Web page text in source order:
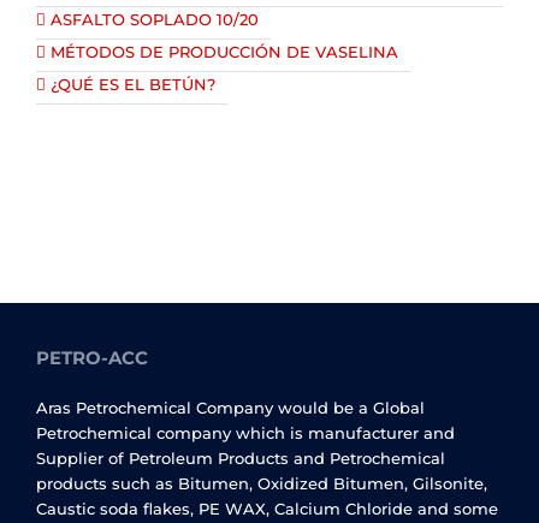
ASFALTO SOPLADO 10/20
MÉTODOS DE PRODUCCIÓN DE VASELINA
¿QUÉ ES EL BETÚN?
PETRO-ACC
Aras Petrochemical Company would be a Global
Petrochemical company which is manufacturer and
Supplier of Petroleum Products and Petrochemical
products such as Bitumen, Oxidized Bitumen, Gilsonite,
Caustic soda flakes, PE WAX, Calcium Chloride and some